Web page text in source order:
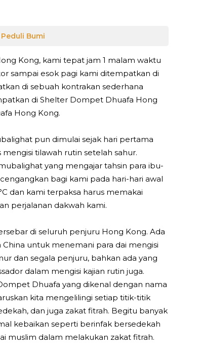
Bumi
Kong, kami tepat jam 1 malam waktu
sampai esok pagi kami ditempatkan di
di sebuah kontrakan sederhana
di Shelter Dompet Dhuafa Hong
Hong Kong.
pun dimulai sejak hari pertama
tilawah rutin setelah sahur.
yang mengajar tahsin para ibu-
bagi kami pada hari-hari awal
dan kami terpaksa harus memakai
perjalanan dakwah kami.
di seluruh penjuru Hong Kong. Ada
untuk menemani para dai mengisi
dan segala penjuru, bahkan ada yang
dalam mengisi kajian rutin juga.
Dhuafa yang dikenal dengan nama
kita mengelilingi setiap titik-titik
dan juga zakat fitrah. Begitu banyak
kebaikan seperti berinfak bersedekah
muslim dalam melakukan zakat fitrah.